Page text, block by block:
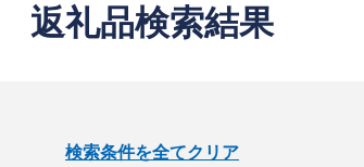
返礼品検索結果
検索条件を全てクリア